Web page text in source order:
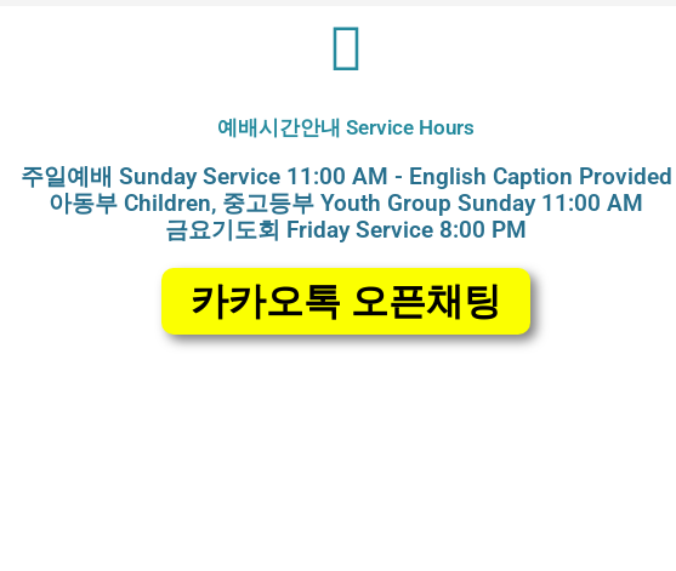
예배시간안내 Service Hours
주일예배 Sunday Service 11:00 AM - English Caption Provided
아동부 Children, 중고등부 Youth Group Sunday 11:00 AM
금요기도회 Friday Service 8:00 PM
카카오톡 오픈채팅